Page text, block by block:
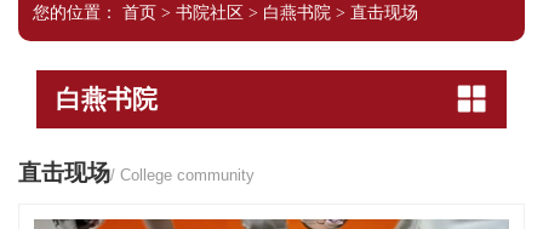
您的位置：
首页 > 书院社区 > 白燕书院 > 直击现场
白燕书院
直击现场/ College community